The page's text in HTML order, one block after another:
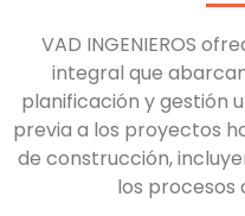
VAD INGENIEROS
integral que
planificación y gestión
previa a los proyectos
de construcción,
los procesos